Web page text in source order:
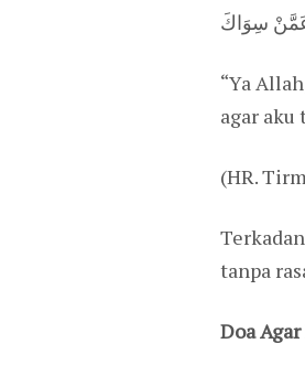
عَمَّنْ سِوَاكَ
“Ya
agar aku
(HR.
tanpa
Doa